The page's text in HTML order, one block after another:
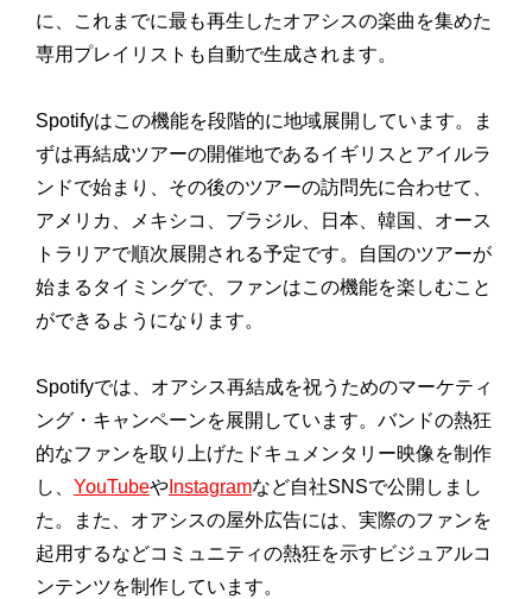
に、これまでに最も再生したオアシスの楽曲を集めた
専用プレイリストも自動で生成されます。
Spotifyはこの機能を段階的に地域展開しています。ま
ずは再結成ツアーの開催地であるイギリスとアイルラ
ンドで始まり、その後のツアーの訪問先に合わせて、
アメリカ、メキシコ、ブラジル、日本、韓国、オース
トラリアで順次展開される予定です。自国のツアーが
始まるタイミングで、ファンはこの機能を楽しむこと
ができるようになります。
Spotifyでは、オアシス再結成を祝うためのマーケティ
ング・キャンペーンを展開しています。バンドの熱狂
的なファンを取り上げたドキュメンタリー映像を制作
し、 YouTubeや Instagramなど自社SNSで公開しまし
た。また、オアシスの屋外広告には、実際のファンを
起用するなどコミュニティの熱狂を示すビジュアルコ
ンテンツを制作しています。